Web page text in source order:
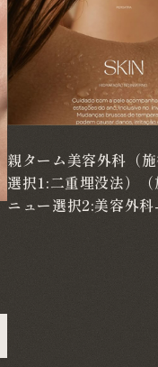
親ターム美容外科（
選択1:二重埋没法）
ニュー選択2:美容外